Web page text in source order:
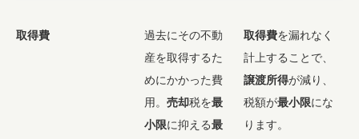
取得費
過去にその不動
産を取得するた
めにかかった費
用。 売却税を最
小限に抑える最
取得費を漏れなく
計上することで、
譲渡所得が減り、
税額が最小限にな
ります。